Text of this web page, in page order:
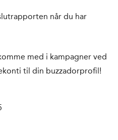
når du har
med i kampagner ved
til din buzzadorprofil!